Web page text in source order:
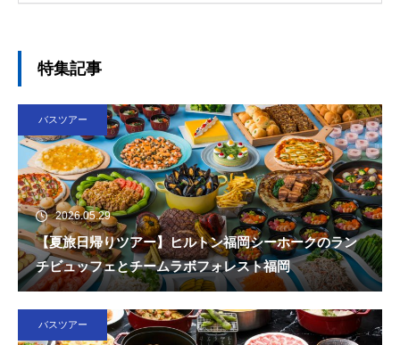
特集記事
バスツアー
2026.05.29
【夏旅日帰りツアー】ヒルトン福岡シーホークのラン
チビュッフェとチームラボフォレスト福岡
バスツアー